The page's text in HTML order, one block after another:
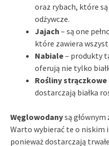
oraz rybach, które
odżywcze.
Jajach – są one
które zawiera
Nabiale– produkty
oferują nie tylko
Rośliny strączkowe
dostarczają białka
Węglowodanysą
Warto wybierać te o niskim
ponieważ dostarczają